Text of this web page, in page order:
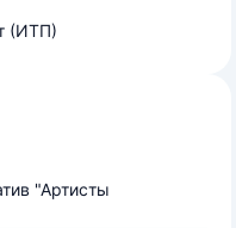
(ИТП)
"Артисты